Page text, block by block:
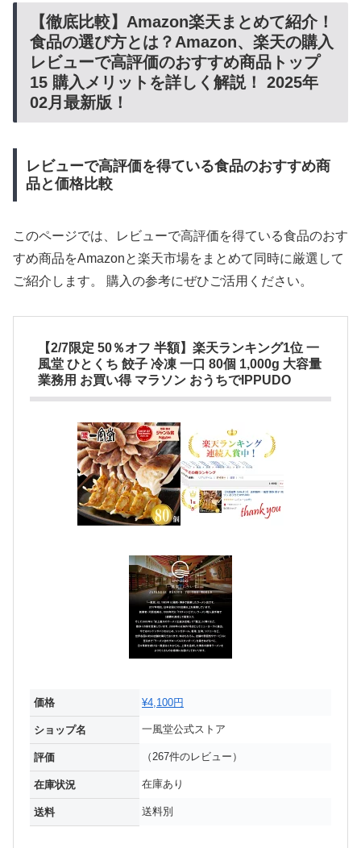
【徹底比較】Amazon楽天まとめて紹介！
食品の選び方とは？Amazon、楽天の購入
レビューで高評価のおすすめ商品トップ
15 購入メリットを詳しく解説！ 2025年
02月最新版！
レビューで高評価を得ている食品のおすすめ商
品と価格比較
このページでは、レビューで高評価を得ている食品のおす
すめ商品をAmazonと楽天市場をまとめて同時に厳選して
ご紹介します。 購入の参考にぜひご活用ください。
【2/7限定 50％オフ 半額】楽天ランキング1位 一
風堂 ひとくち 餃子 冷凍 一口 80個 1,000g 大容量
業務用 お買い得 マラソン おうちでIPPUDO
価格 ¥4,100円
ショップ名 一風堂公式ストア
評価 （267件のレビュー）
在庫状況 在庫あり
送料 送料別